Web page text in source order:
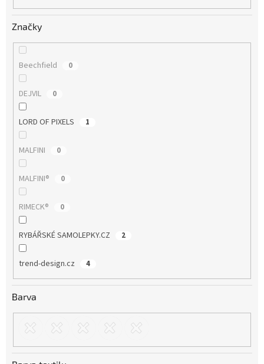
Značky
Beechfield 0
DEJVIL 0
LORD OF PIXELS 1
MALFINI 0
MALFINI® 0
RIMECK® 0
RYBÁŘSKÉ SAMOLEPKY.CZ 2
trend-design.cz 4
Barva